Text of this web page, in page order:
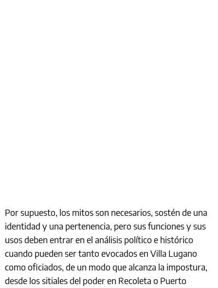
Por supuesto, los mitos son necesarios, sostén de una
identidad y una pertenencia, pero sus funciones y sus
usos deben entrar en el análisis político e histórico
cuando pueden ser tanto evocados en Villa Lugano
como oficiados, de un modo que alcanza la impostura,
desde los sitiales del poder en Recoleta o Puerto